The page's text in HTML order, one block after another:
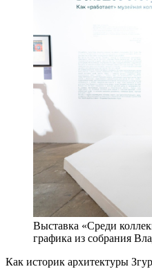
Выставка «Среди
графика из собрания
Как историк архитектуры